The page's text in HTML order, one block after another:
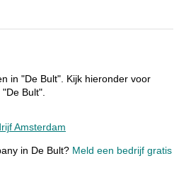
in "De Bult". Kijk hieronder voor
Bult".
Amsterdam
in De Bult? Meld een bedrijf gratis